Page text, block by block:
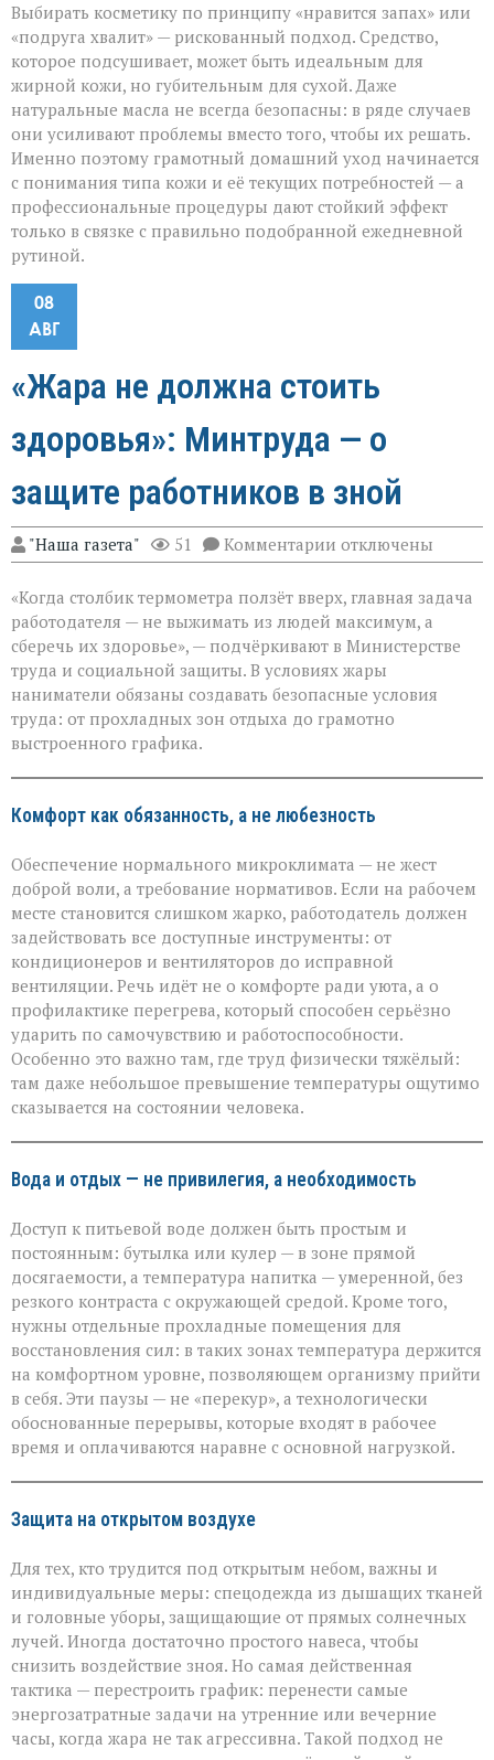
Выбирать косметику по принципу «нравится запах» или
«подруга хвалит» — рискованный подход. Средство,
которое подсушивает, может быть идеальным для
жирной кожи, но губительным для сухой. Даже
натуральные масла не всегда безопасны: в ряде случаев
они усиливают проблемы вместо того, чтобы их решать.
Именно поэтому грамотный домашний уход начинается
с понимания типа кожи и её текущих потребностей — а
профессиональные процедуры дают стойкий эффект
только в связке с правильно подобранной ежедневной
рутиной.
08
АВГ
«Жара не должна стоить
здоровья»: Минтруда — о
защите работников в зной
"Наша газета" 51 Комментарии к
записи
не
должна
стоить
здоровья»:
Минтруда — о
защите
работников
в
отключены
«Когда столбик термометра ползёт вверх, главная задача
работодателя — не выжимать из людей максимум, а
сберечь их здоровье», — подчёркивают в Министерстве
труда и социальной защиты. В условиях жары
наниматели обязаны создавать безопасные условия
труда: от прохладных зон отдыха до грамотно
выстроенного графика.
Комфорт как обязанность, а не любезность
Обеспечение нормального микроклимата — не жест
доброй воли, а требование нормативов. Если на рабочем
месте становится слишком жарко, работодатель должен
задействовать все доступные инструменты: от
кондиционеров и вентиляторов до исправной
вентиляции. Речь идёт не о комфорте ради уюта, а о
профилактике перегрева, который способен серьёзно
ударить по самочувствию и работоспособности.
Особенно это важно там, где труд физически тяжёлый:
там даже небольшое превышение температуры ощутимо
сказывается на состоянии человека.
Вода и отдых — не привилегия, а необходимость
Доступ к питьевой воде должен быть простым и
постоянным: бутылка или кулер — в зоне прямой
досягаемости, а температура напитка — умеренной, без
резкого контраста с окружающей средой. Кроме того,
нужны отдельные прохладные помещения для
восстановления сил: в таких зонах температура держится
на комфортном уровне, позволяющем организму прийти
в себя. Эти паузы — не «перекур», а технологически
обоснованные перерывы, которые входят в рабочее
время и оплачиваются наравне с основной нагрузкой.
Защита на открытом воздухе
Для тех, кто трудится под открытым небом, важны и
индивидуальные меры: спецодежда из дышащих тканей
и головные уборы, защищающие от прямых солнечных
лучей. Иногда достаточно простого навеса, чтобы
снизить воздействие зноя. Но самая действенная
тактика — перестроить график: перенести самые
энергозатратные задачи на утренние или вечерние
часы, когда жара не так агрессивна. Такой подход не